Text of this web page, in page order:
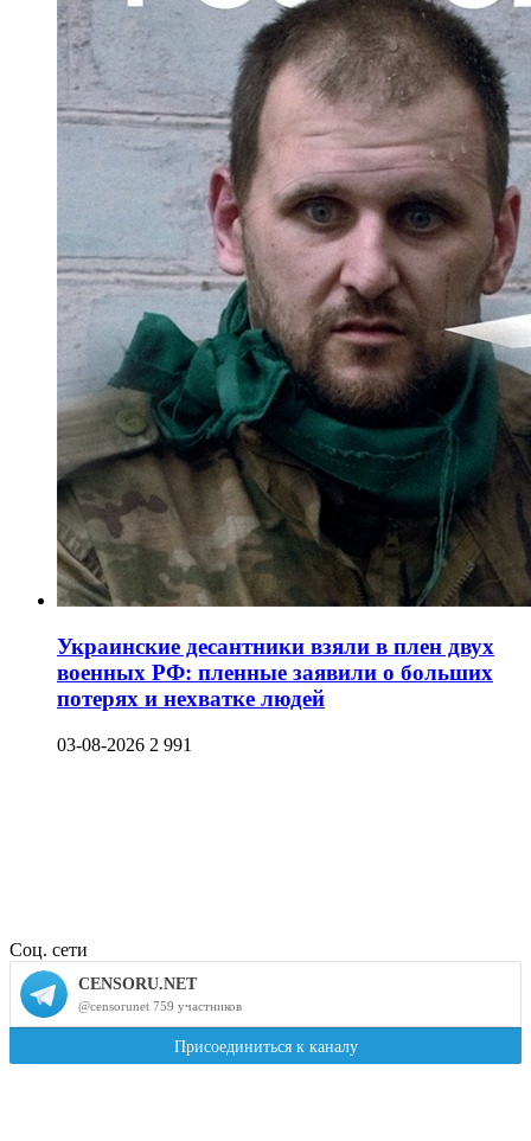
Украинские десантники взяли в плен двух
военных РФ: пленные заявили о больших
потерях и нехватке людей
03-08-2026 2 991
Соц. сети